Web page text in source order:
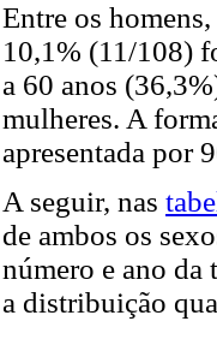
Entre os
10,1% (11/108)
a 60 anos
mulheres. A
apresentada por
A seguir, nas
de ambos os
número e ano da
a distribuição